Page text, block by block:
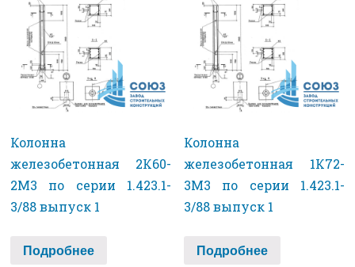
Колонна
железобетонная 2К60-
2М3 по серии 1.423.1-
3/88 выпуск 1
Подробнее
Колонна
железобетонная 1К72-
3М3 по серии 1.423.1-
3/88 выпуск 1
Подробнее